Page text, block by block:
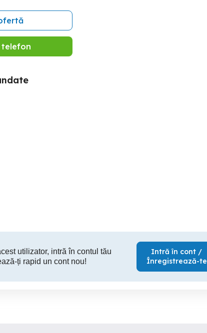
utilizator, intră în contul tău
ți rapid un cont nou!
Intră în cont /
Înregistrează-te